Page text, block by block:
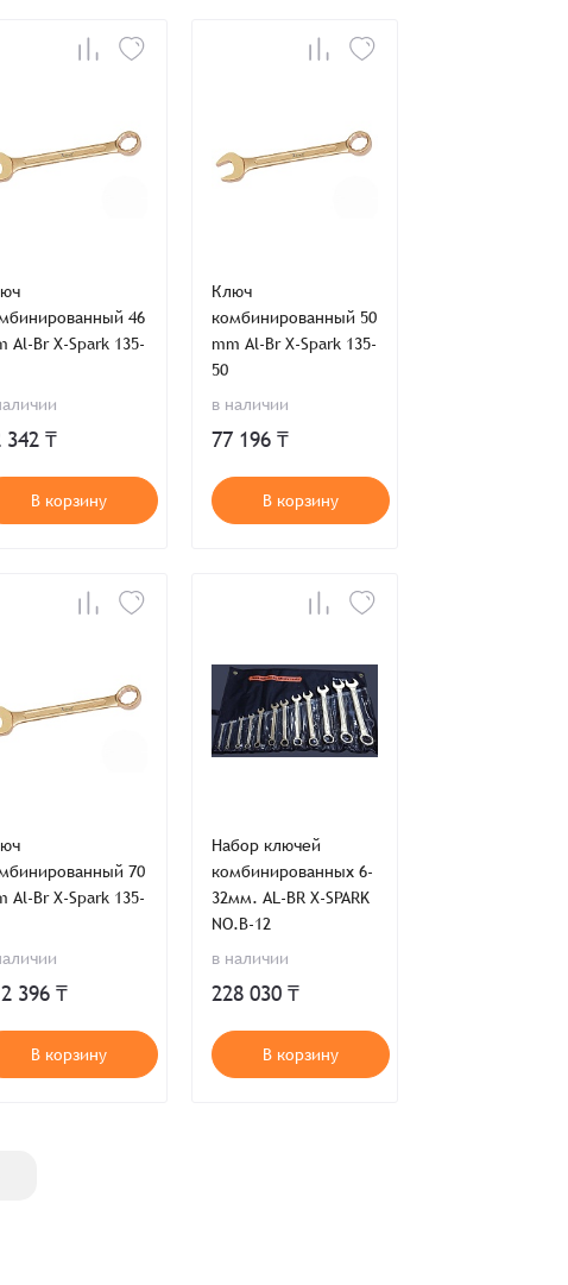
0 ₸
Публичной оферты
46
Al-Br X-Spark 135-
342 ₸
В корзину
Ключ
комбинированный 50
mm Al-Br X-Spark 135-
50
в наличии
77 196 ₸
В корзину
70
Al-Br X-Spark 135-
396 ₸
В корзину
Набор ключей
комбинированных 6-
32мм. AL-BR X-SPARK
NO.B-12
в наличии
228 030 ₸
В корзину